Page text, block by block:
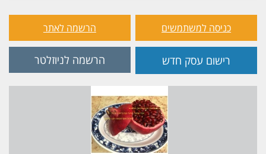
כניסה למשתמשים הרשמה לאתר
רישום עסק חדש הרשמה לניוזלטר